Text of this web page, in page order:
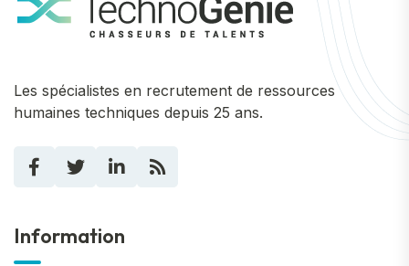
Les spécialistes en recrutement de ressources
humaines techniques depuis 25 ans.
Information